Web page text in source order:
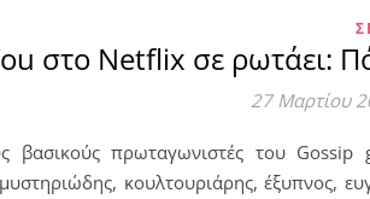
στο Netflix σε ρωτάει:
27 Μαρτίου
βασικούς πρωταγωνιστές του
κουλτουριάρης, έξυπνος,